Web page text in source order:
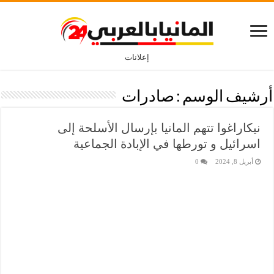
إعلانات
أرشيف الوسم : صادرات
نيكاراغوا تتهم المانيا بإرسال الأسلحة إلى
اسرائيل و تورطها في الإبادة الجماعية
أبريل 8, 2024 0